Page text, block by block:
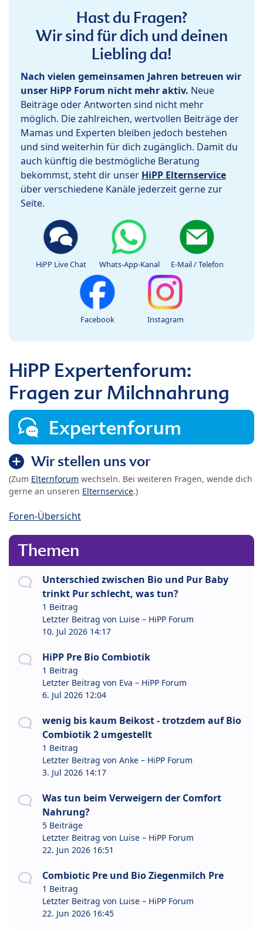
Hast du Fragen?
Wir sind für dich und deinen
Liebling da!
Nach vielen gemeinsamen Jahren betreuen wir
unser HiPP Forum nicht mehr aktiv. Neue
Beiträge oder Antworten sind nicht mehr
möglich. Die zahlreichen, wertvollen Beiträge der
Mamas und Experten bleiben jedoch bestehen
und sind weiterhin für dich zugänglich. Damit du
auch künftig die bestmögliche Beratung
bekommst, steht dir unser HiPP Elternservice
über verschiedene Kanäle jederzeit gerne zur
Seite.
HiPP Live Chat Whats-App-Kanal E-Mail / Telefon
Facebook Instagram
HiPP Expertenforum:
Fragen zur Milchnahrung
Expertenforum
Wir stellen uns vor
(Zum Elternforum wechseln. Bei weiteren Fragen, wende dich
gerne an unseren Elternservice.)
Foren-Übersicht
Themen
Unterschied zwischen Bio und Pur Baby
trinkt Pur schlecht, was tun?
1 Beitrag
Letzter Beitrag von Luise – HiPP Forum
10. Jul 2026 14:17
HiPP Pre Bio Combiotik
1 Beitrag
Letzter Beitrag von Eva – HiPP Forum
6. Jul 2026 12:04
wenig bis kaum Beikost - trotzdem auf Bio
Combiotik 2 umgestellt
1 Beitrag
Letzter Beitrag von Anke – HiPP Forum
3. Jul 2026 14:17
Was tun beim Verweigern der Comfort
Nahrung?
5 Beiträge
Letzter Beitrag von Luise – HiPP Forum
22. Jun 2026 16:51
Combiotic Pre und Bio Ziegenmilch Pre
1 Beitrag
Letzter Beitrag von Luise – HiPP Forum
22. Jun 2026 16:45